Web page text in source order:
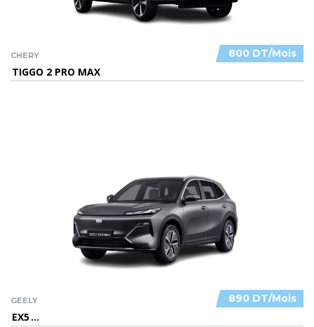
800 DT/Mois
CHERY
TIGGO 2 PRO MAX
890 DT/Mois
GEELY
EX5...